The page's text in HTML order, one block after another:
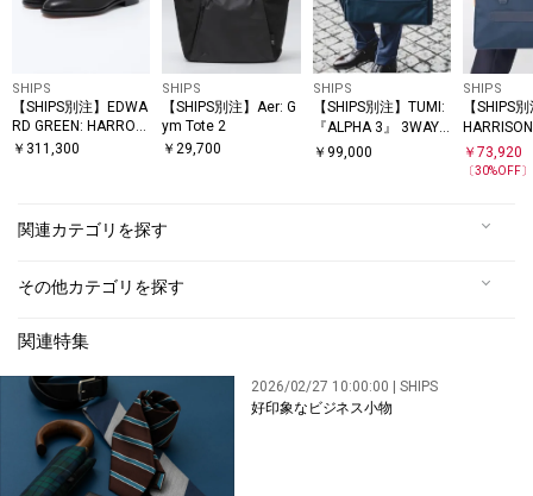
SHIPS
【SHIPS別注】EDWA
RD GREEN: HARROW
コインローファー
￥ 311,300
SHIPS
【SHIPS別注】Aer: G
ym Tote 2
￥29,700
SHIPS
【SHIPS別注】TUMI:
『ALPHA 3』 3WAY
スリム ブリーフ
￥ 99,000
SHIPS
【SHIPS
リーフ
￥73,920
〔30%OFF〕
関連カテゴリを探す
その他カテゴリを探す
関連特集
2026/02/27 10:00:00 | SHIPS
好印象なビジネス小物